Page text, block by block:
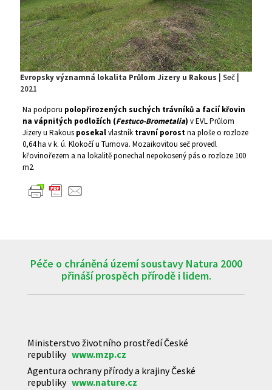
Evropsky významná lokalita Průlom Jizery u Rakous | Seč |
2021
Na podporu polopřirozených suchých trávníků a facií křovin
na vápnitých podložích (Festuco-Brometalia) v EVL Průlom
Jizery u Rakous posekalvlastníktravní porostna ploše o rozloze
0,64 ha v k. ú. Klokočí u Turnova. Mozaikovitou seč provedl
křovinořezem a na lokalitě ponechal nepokosený pás o rozloze 100
m2.
Péče o chráněná území soustavy Natura 2000
přináší prospěch přírodě i lidem.
Ministerstvo životního prostředí České
republiky www.mzp.cz
Agentura ochrany přírody a krajiny České
republiky www.nature.cz